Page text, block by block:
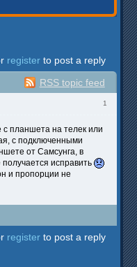
register to post a reply
RSS topic feed
1
планшета на телек или
с подключенными
от Самсунга, в
исправить
и пропорции не
register to post a reply